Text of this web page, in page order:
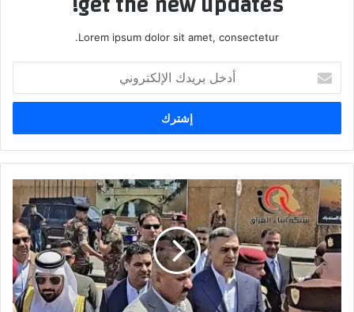
Lorem ipsum dolor sit amet, consectetur.
بريدك
الإلكتروني
وزير
الداخلية
برفقة
محافظ
البصرة
ورئيس
اللجنة